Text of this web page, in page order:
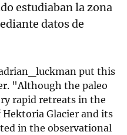
estudiaban la zona
datos de
put this
"Although the paleo
rapid retreats in the
Glacier and its
in the observational